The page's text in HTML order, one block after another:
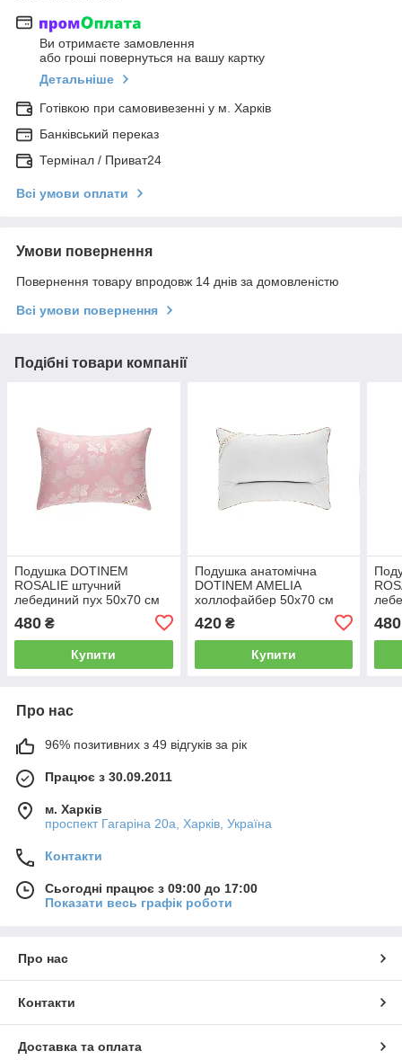
Ви отримаєте замовлення
або гроші повернуться на вашу картку
Детальніше
Готівкою при самовивезенні у м. Харків
Банківський переказ
Термінал / Приват24
Всі умови оплати
Умови повернення
Повернення товару впродовж 14 днів за домовленістю
Всі умови повернення
Подібні товари компанії
Подушка DOTINEM
ROSALIE штучний
лебединий пух 50x70 см
чохол тік рожева (211036-
3)
480 ₴
Купити
Подушка анатомічна
DOTINEM AMELIA
холлофайбер 50х70 см
(214715-1)
420₴
Купити
480
Про нас
96% позитивних з 49 відгуків за рік
Працює з 30.09.2011
м. Харків
проспект Гагаріна 20а, Харків, Україна
Контакти
Сьогодні працює з 09:00 до 17:00
Показати весь графік роботи
Про нас
Контакти
Доставка та оплата